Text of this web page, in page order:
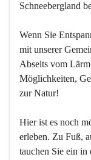
Schneebergland
Wenn Sie
mit unserer
Abseits vom
Möglichkeiten,
zur Natur!
Hier ist es noch
erleben. Zu Fuß,
tauchen Sie ein